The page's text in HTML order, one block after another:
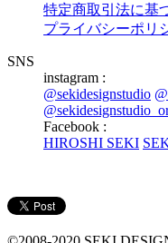
特定商取引法に基
プライバシーポリ
SNS
instagram :
@sekidesignstudio
Facebook :
HIROSHI SEKI